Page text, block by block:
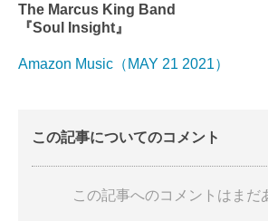
The Marcus King Band
『Soul Insight』
Amazon Music（MAY 21 2021）
この記事についてのコメント
この記事へのコメントはまだ